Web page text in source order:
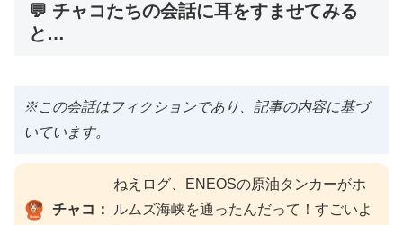
💬 チャコたちの会話に耳をすませてみる
と…
※この会話はフィクションであり、記事の内容に基づ
いています。
チャコ：
ねえログ、ENEOSの原油タンカーがホ
ルムズ海峡を通ったんだって！すごいよ